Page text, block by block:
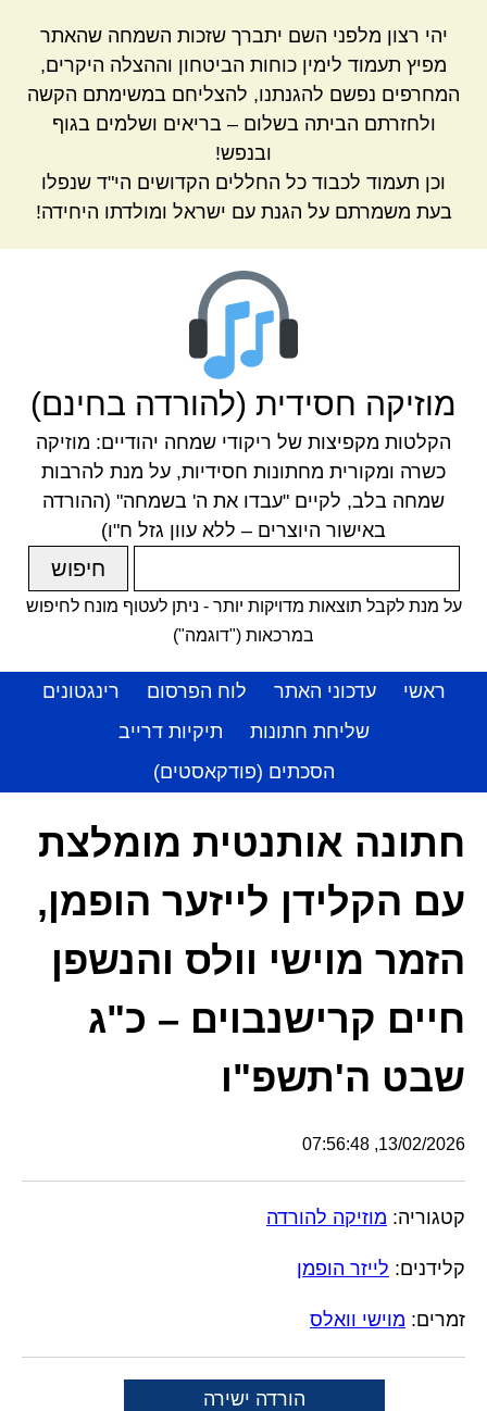
יהי רצון מלפני השם יתברך שזכות השמחה שהאתר
מפיץ תעמוד לימין כוחות הביטחון וההצלה היקרים,
המחרפים נפשם להגנתנו, להצליחם במשימתם הקשה
ולחזרתם הביתה בשלום – בריאים ושלמים בגוף
ובנפש!
וכן תעמוד לכבוד כל החללים הקדושים הי"ד שנפלו
בעת משמרתם על הגנת עם ישראל ומולדתו היחידה!
מוזיקה חסידית (להורדה בחינם)
הקלטות מקפיצות של ריקודי שמחה יהודיים: מוזיקה
כשרה ומקורית מחתונות חסידיות, על מנת להרבות
שמחה בלב, לקיים "עבדו את ה' בשמחה" (ההורדה
באישור היוצרים – ללא עוון גזל ח"ו)
על מנת לקבל תוצאות מדויקות יותר - ניתן לעטוף מונח לחיפוש
במרכאות ("דוגמה")
ראשי עדכוני האתר לוח הפרסום
רינגטונים
שליחת חתונות
תיקיות דרייב
הסכתים (פודקאסטים)
חתונה אותנטית מומלצת
עם הקלידן לייזער הופמן,
הזמר מוישי וולס והנשפן
חיים קרישנבוים – כ"ג
שבט ה'תשפ"ו
13/02/2026, 07:56:48
קטגוריה: מוזיקה להורדה
קלידנים: לייזר הופמן
זמרים: מוישי וואלס
הורדה ישירה